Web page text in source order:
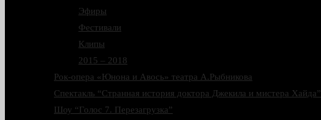
Эфиры
Фестивали
Клипы
2015 – 2018
Рок-опера «Юнона и Авось» театра А.Рыбникова
Спектакль “Странная история доктора Джекила и мистера Хайда”
Шоу “Голос 7. Перезагрузка”